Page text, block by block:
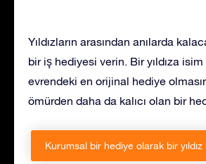
Yıldızların arasından anılarda
bir iş hediyesi verin. Bir yıldıza
evrendeki en orijinal hediye
ömürden daha da kalıcı olan bir
Kurumsal bir hediye olarak bir